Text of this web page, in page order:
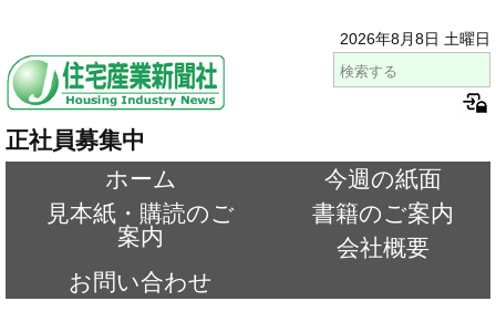
2026年8月8日 土曜日
正社員募集中
ホーム
今週の紙面
見本紙・購読のご
案内
書籍のご案内
会社概要
お問い合わせ